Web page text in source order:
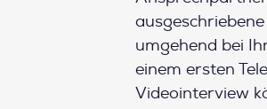
umgehend bei
einem ersten
Videointerview